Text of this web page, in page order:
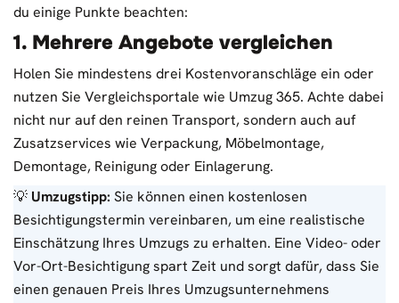
du einige Punkte beachten:
1. Mehrere Angebote vergleichen
Holen Sie mindestens drei Kostenvoranschläge ein oder
nutzen Sie Vergleichsportale wie Umzug 365. Achte dabei
nicht nur auf den reinen Transport, sondern auch auf
Zusatzservices wie Verpackung, Möbelmontage,
Demontage, Reinigung oder Einlagerung.
💡 Umzugstipp: Sie können einen kostenlosen
Besichtigungstermin vereinbaren, um eine realistische
Einschätzung Ihres Umzugs zu erhalten. Eine Video- oder
Vor-Ort-Besichtigung spart Zeit und sorgt dafür, dass Sie
einen genauen Preis Ihres Umzugsunternehmens